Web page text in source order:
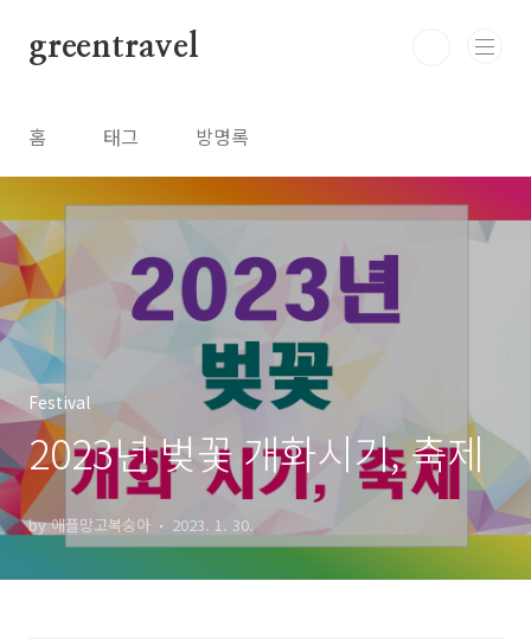
greentravel
홈 태그 방명록
Festival
2023년 벚꽃 개화시기, 축제
by 애플망고복숭아 2023. 1. 30.